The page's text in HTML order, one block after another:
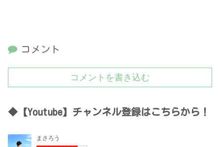
コメント
コメントを書き込む
◆【Youtube】チャンネル登録はこちらから！